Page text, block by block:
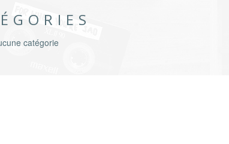
catégorie